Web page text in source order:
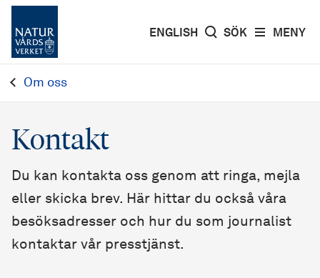
MENY
ENGLISH SÖK
Om oss
Kontakt
Du kan kontakta oss genom att ringa, mejla
eller skicka brev. Här hittar du också våra
besöksadresser och hur du som journalist
kontaktar vår presstjänst.